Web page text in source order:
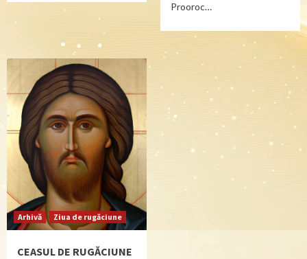
Prooroc…
Arhivă Ziua de rugăciune
CEASUL DE RUGĂCIUNE